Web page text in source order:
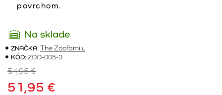
povrchom.
Na sklade
ZNAČKA:The Zoofamily
KÓD:ZOO-005-3
51,95 €
54,95 €